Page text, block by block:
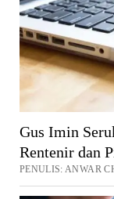
Gus Imin
Rentenir dan
PENULIS: ANWAR